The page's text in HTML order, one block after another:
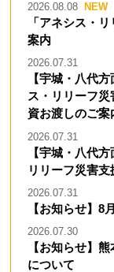
2026.08.08
「アネシス・
案内
2026.07.31
【宇城・八代
ス・リリーフ
資お渡しのご案
2026.07.31
【宇城・八代
リリーフ災害
2026.07.31
【お知らせ】8
2026.07.30
【お知らせ】
について